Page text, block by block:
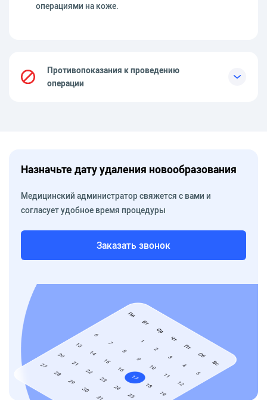
операциями на коже.
Противопоказания к проведению
операции
Назначьте дату удаления новообразования
Медицинский администратор свяжется с вами и
согласует удобное время процедуры
Заказать звонок